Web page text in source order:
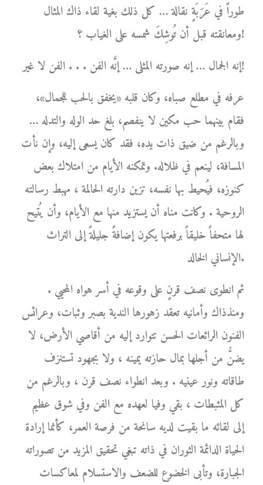
طوراً في عَرَبَةٍ نقالة … كل ذلك بغية لقاء ذاك المثال
ومعانقته قبل أن تُوشِكَ شمسه على الغياب ؟!
إنه الجمال … إنه صورته المثلى … إنَّه الفن . . . الفن لا غير!
عرفه في مطلع صباه، وكان قلبه «يخفق بالحب للجمال»،
فقام بينهما حب مكين لا ينفصم، بلغ حد الوله والتدله …
وبالرغم من ضيق ذات يده، فقد كان يسعى إليه، وإن نأت
المسافة، لينعم في ظلاله. وتمكنه الأيام من امتلاك بعض
كنوزه، فيُحيط بها نفسه، تزين دارته الحالمة ، مهبط رسالته
الروحية . وكانت مناه أن يستزيد منها مع الأيام، وأن يُتيح
لها متحفاً خليقاً برفعتها يكون إضافةً جليلةً إلى التراث
الإنساني الخالد.
ثم انطوى نصف قرنٍ على وقوعه في أسر هواه المحيي .
ومنذذاك وأمانيه تعقد زهورها الندية بصبر وثبات، وعرائس
الفنون الرائعات الحسن تتوارد إليه من أقاصي الأرض، لا
يضنُّ من أجلها بمال حازته يمينه ، ولا بجهود تستنزف
طاقاته ونور عينيه . وبعد انطواء نصف قرن ، وبالرغم من
كل المثبطات ، بقي وفيا لعهده مع الفن وفي شوق عظيم
إلى لقائه ما بقيت لديه سانحة من فرصة العمر، كأنما إرادة
الحياة الدائمة الثوران في ذاته تبغي تحقيق المزيد من تصوراته
الجبارة، وتأبى الخضوع للضعف والاستسلام لمعاكسات